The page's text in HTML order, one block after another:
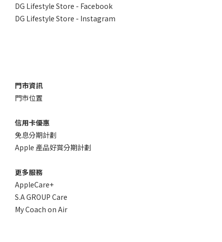
DG Lifestyle Store - Facebook
DG Lifestyle Store - Instagram
門市資訊
門市位置
信用卡優惠
免息分期計劃
Apple 產品好賞分期計劃
更多服務
AppleCare+
S.A GROUP Care
My Coach on Air